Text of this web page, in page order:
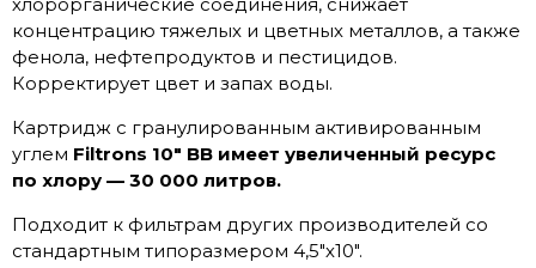
концентрацию тяжелых и цветных металлов, а также
фенола, нефтепродуктов и пестицидов.
Корректирует цвет и запах воды.
Картридж с гранулированным активированным
углем Filtrons 10" BB имеет увеличенный ресурс
по хлору — 30 000 литров.
Подходит к фильтрам других производителей со
стандартным типоразмером 4,5"х10".